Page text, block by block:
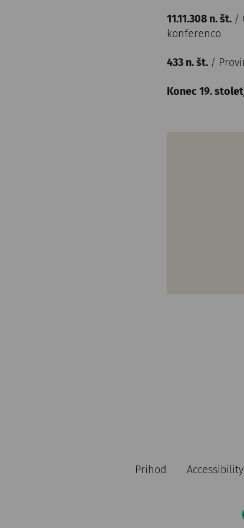
11.11.308 n. št. /
konferenco
433 n. št. /
Konec 19.
Prihod